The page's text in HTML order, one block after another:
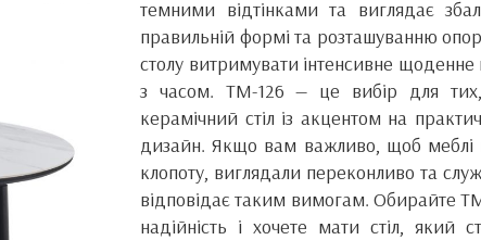
темними відтінками та виглядає
правильній формі та розташуванню
столу витримувати інтенсивне
з часом. TM-126 — це вибір для
керамічний стіл із акцентом на
дизайн. Якщо вам важливо, щоб меблі
клопоту, виглядали переконливо та
відповідає таким вимогам. Обирайте
надійність і хочете мати стіл, який